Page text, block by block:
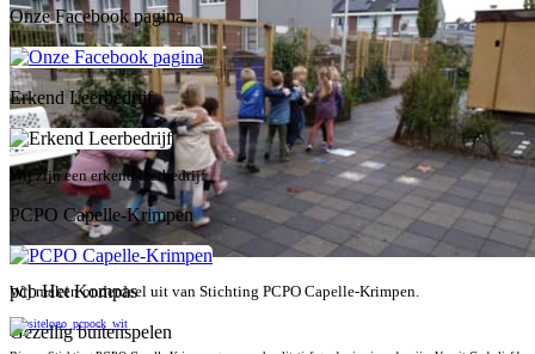
pcb Het Kompas
Gezellig buitenspelen
Onze Facebook pagina
Erkend Leerbedrijf
Wij zijn een erkend leerbedrijf
PCPO Capelle-Krimpen
Wij maken onderdeel uit van Stichting PCPO Capelle-Krimpen.